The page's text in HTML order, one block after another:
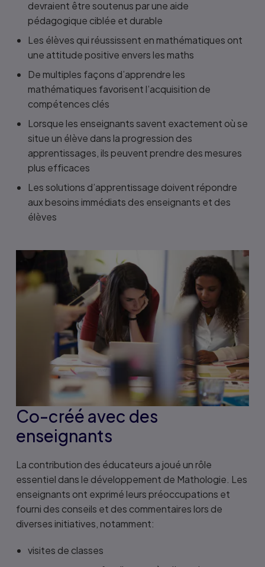
devraient être soutenus par une aide
pédagogique ciblée et durable
Les élèves qui réussissent en mathématiques ont
une attitude positive envers les maths
De multiples façons d’apprendre les
mathématiques favorisent l’acquisition de
compétences clés
Lorsque les enseignants savent exactement où se
situe un élève dans la progression des
apprentissages, ils peuvent prendre des mesures
plus efficaces
Les solutions d’apprentissage doivent répondre
aux besoins immédiats des enseignants et des
élèves
Co-créé avec des
enseignants
La contribution des éducateurs a joué un rôle
essentiel dans le développement de Mathologie. Les
enseignants ont exprimé leurs préoccupations et
fourni des conseils et des commentaires lors de
diverses initiatives, notamment:
visites de classes